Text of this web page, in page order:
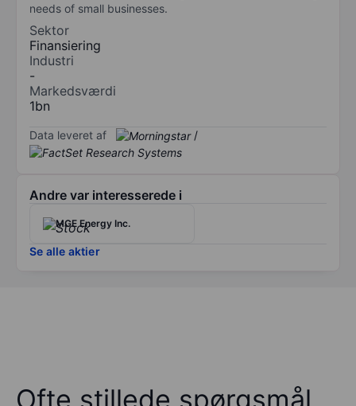
needs of small businesses.
Sektor
Finansiering
Industri
-
Markedsværdi
1bn
Data leveret af /
Andre var interesserede i
MGE Energy Inc.
Se alle aktier
Ofte stillede spørgsmål